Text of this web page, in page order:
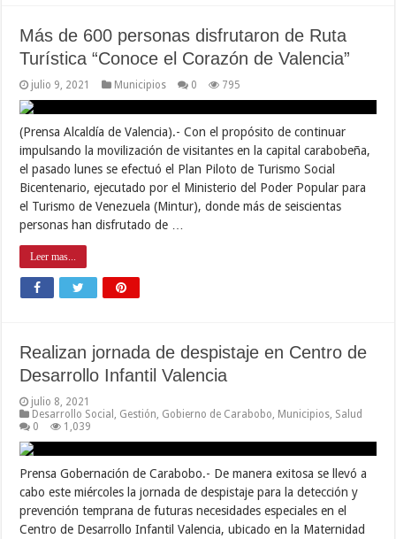
Más de 600 personas disfrutaron de Ruta
Turística “Conoce el Corazón de Valencia”
julio 9, 2021 Municipios 0 795
(Prensa Alcaldía de Valencia).- Con el propósito de continuar
impulsando la movilización de visitantes en la capital carabobeña,
el pasado lunes se efectuó el Plan Piloto de Turismo Social
Bicentenario, ejecutado por el Ministerio del Poder Popular para
el Turismo de Venezuela (Mintur), donde más de seiscientas
personas han disfrutado de …
Leer mas...
Realizan jornada de despistaje en Centro de
Desarrollo Infantil Valencia
julio 8, 2021
Desarrollo Social
Gestión Gobierno de Carabobo Municipios Salud
0
1,039
Prensa Gobernación de Carabobo.- De manera exitosa se llevó a
cabo este miércoles la jornada de despistaje para la detección y
prevención temprana de futuras necesidades especiales en el
Centro de Desarrollo Infantil Valencia, ubicado en la Maternidad